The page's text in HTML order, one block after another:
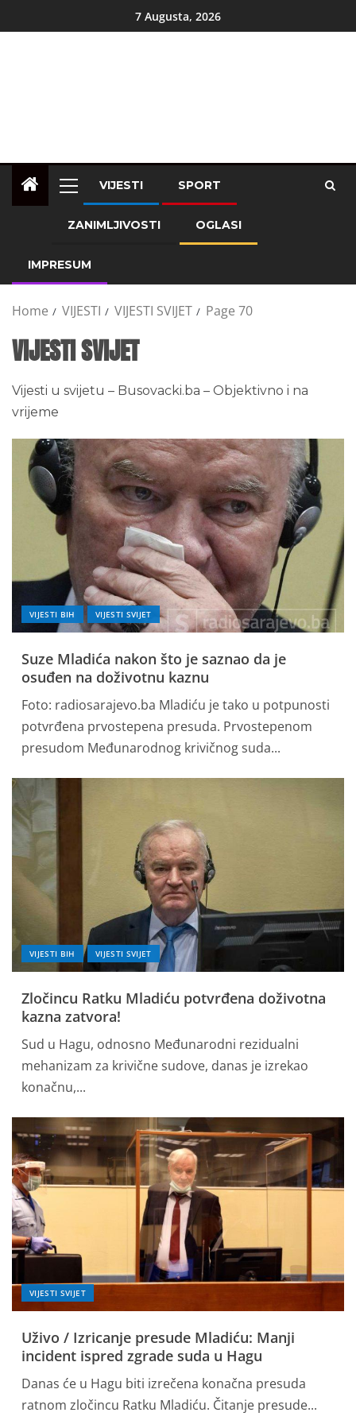
7 Augusta, 2026
VIJESTI SPORT
ZANIMLJIVOSTI OGLASI
IMPRESUM
Home VIJESTI VIJESTI SVIJET Page 70
VIJESTI SVIJET
Vijesti u svijetu – Busovacki.ba – Objektivno i na
vrijeme
VIJESTI BIH VIJESTI SVIJET
Suze Mladića nakon što je saznao da je
osuđen na doživotnu kaznu
Foto: radiosarajevo.ba Mladiću je tako u potpunosti
potvrđena prvostepena presuda. Prvostepenom
presudom Međunarodnog krivičnog suda...
VIJESTI BIH VIJESTI SVIJET
Zločincu Ratku Mladiću potvrđena doživotna
kazna zatvora!
Sud u Hagu, odnosno Međunarodni rezidualni
mehanizam za krivične sudove, danas je izrekao
konačnu,...
VIJESTI SVIJET
Uživo / Izricanje presude Mladiću: Manji
incident ispred zgrade suda u Hagu
Danas će u Hagu biti izrečena konačna presuda
ratnom zločincu Ratku Mladiću. Čitanje presude...